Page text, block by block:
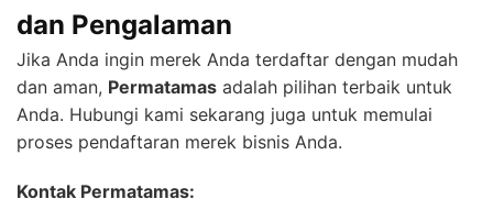
dan Pengalaman
Jika Anda ingin merek Anda terdaftar dengan mudah
dan aman, Permatamas adalah pilihan terbaik untuk
Anda. Hubungi kami sekarang juga untuk memulai
proses pendaftaran merek bisnis Anda.
Kontak Permatamas: